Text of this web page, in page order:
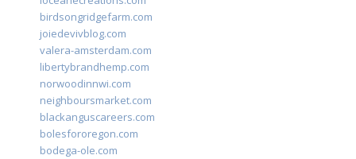
birdsongridgefarm.com
joiedevivblog.com
valera-amsterdam.com
libertybrandhemp.com
norwoodinnwi.com
neighboursmarket.com
blackanguscareers.com
bolesfororegon.com
bodega-ole.com